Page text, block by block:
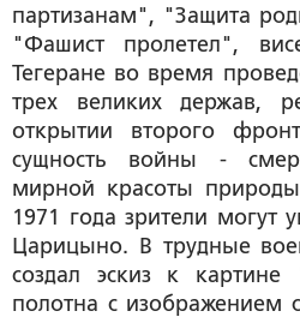
партизанам", "Защита
"Фашист пролетел",
Тегеране во время
трех великих держав,
открытии второго
сущность войны -
мирной красоты
1971 года зрители могут
Царицыно. В трудные
создал эскиз к
полотна с изображением